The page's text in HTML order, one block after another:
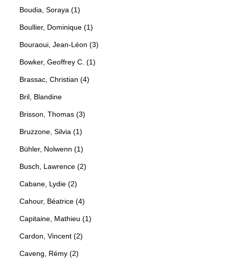
Boudia, Soraya (1)
Boullier, Dominique (1)
Bouraoui, Jean-Léon (3)
Bowker, Geoffrey C. (1)
Brassac, Christian (4)
Bril, Blandine
Brisson, Thomas (3)
Bruzzone, Silvia (1)
Bühler, Nolwenn (1)
Busch, Lawrence (2)
Cabane, Lydie (2)
Cahour, Béatrice (4)
Capitaine, Mathieu (1)
Cardon, Vincent (2)
Caveng, Rémy (2)